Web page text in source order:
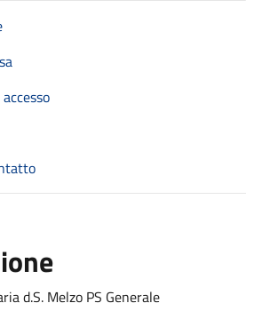
d.S. Melzo PS Generale